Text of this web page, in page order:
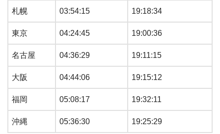
札幌 03:54:15 19:18:34
東京 04:24:45 19:00:36
名古屋 04:36:29 19:11:15
大阪 04:44:06 19:15:12
福岡 05:08:17 19:32:11
沖縄 05:36:30 19:25:29